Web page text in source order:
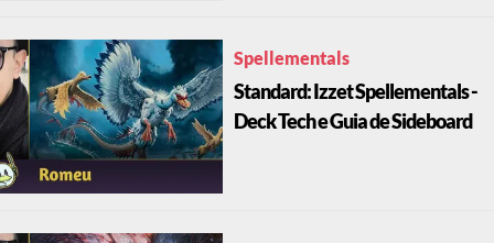
Spellementals
Standard: Izzet Spellementals -
Deck Tech e Guia de Sideboard